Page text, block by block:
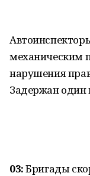
механическим
нарушения
Задержан один
03:Бригады